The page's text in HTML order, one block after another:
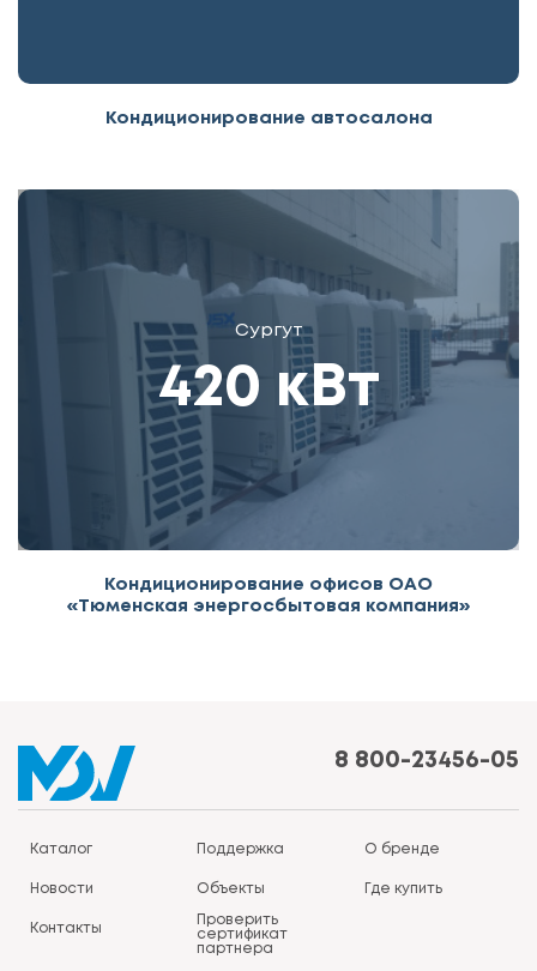
Кондиционирование автосалона
Сургут
420 кВт
Кондиционирование офисов ОАО
«Тюменская энергосбытовая компания»
8 800-23456-05
Каталог Поддержка О бренде
Новости Объекты Где купить
Контакты
Проверить
сертификат
партнера